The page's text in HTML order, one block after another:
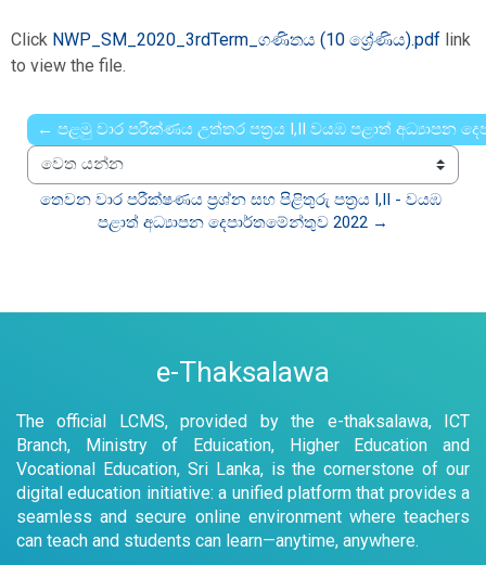
Click ‍NWP_SM_2020_3rdTerm_ගණිතය (10 ශ්‍රේණිය).pdf link
to view the file.
← පළමු වාර පරීක්ණය උත්තර පත්‍රය I,II වයඹ පළාත් අධ්‍යාපන
වෙත යන්න
තෙවන වාර පරීක්ෂණය ප්‍රශ්න සහ පිළිතුරු පත්‍රය I,II - වයඹ
පළාත් අධ්‍යාපන දෙපාර්තමේන්තුව 2022 →
e-Thaksalawa
The official LCMS, provided by the e-thaksalawa, ICT
Branch, Ministry of Eduication, Higher Education and
Vocational Education, Sri Lanka, is the cornerstone of our
digital education initiative: a unified platform that provides a
seamless and secure online environment where teachers
can teach and students can learn—anytime, anywhere.